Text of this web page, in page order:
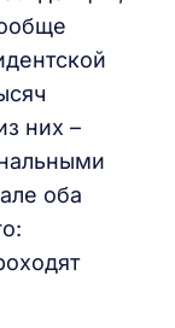
них –
оба